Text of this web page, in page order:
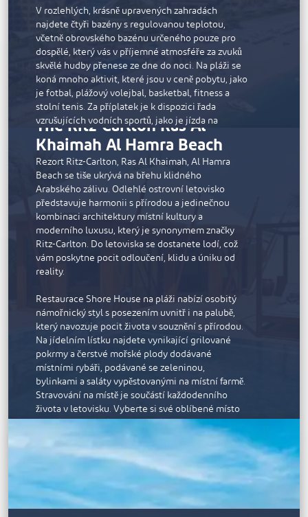
bylinné koupele, floatační lůžka a blahodárné
procedury.
V rozlehlých, krásně upravených zahradách
najdete čtyři bazény s regulovanou teplotou,
včetně obrovského bazénu určeného pouze pro
dospělé, který vás v příjemné atmosféře za zvuků
skvělé hudby přenese ze dne do noci. Na pláži se
koná mnoho aktivit, které jsou v ceně pobytu, jako
je fotbal, plážový volejbal, basketbal, fitness a
stolní tenis. Za příplatek je k dispozici řada
vzrušujících vodních sportů, jako je jízda na
kajaku, zábavná jízda na banánu a parasailing. Pro
děti je připraven dětský klub s dostatkem aktivit,
které je zabaví od svítání do soumraku. Děti mají k
dispozici vlastní bazén, tobogány a venkovní
hřiště.
Klidné lázně Avitane mají různé zóny, kde si
můžete dopřát péči o své tělo a duši a relaxovat v
parní lázni a sauně. Lázně Avitane jsou oddělené
pro muže a pro žen a podporují tak cudnost; každá
část se může pochlubit odděleným soukromým
póry a dodá vám pocit revitalizace. K dispozici je
rozsáhlá nabídka hýčkajících lázeňských a
wellness procedur, relaxačních ošetření obličeje a
těla a kosmetický salon.
Můžete si prohlédnout promenádu v Al Marjanu,
která je posetá kavárnami a parky s lavičkami ve
stínu a umožňuje dokonalou projížďku na kole,
procházku při západu slunce, jogging nebo běh.
Pláže na obou stranách ostrova jsou pokryty bílým
pískem a nabízejí přístup k mělkým průzračným
lagunám.
Hotel Rixos Bab Al Bahr se nachází pouhých pět
minut od vesnice Al Hamra s veškerými službami,
30 minut od města Ras Al Khaimah a 45 minut od
Dubaje.
The Ritz-Carlton Ras Al
Khaimah Al Hamra Beach
Rezort Ritz-Carlton, Ras Al Khaimah, Al Hamra
Beach se tiše ukrývá na břehu klidného
Arabského zálivu. Odlehlé ostrovní letovisko
představuje harmonii s přírodou a jedinečnou
kombinaci architektury místní kultury a
moderního luxusu, který je synonymem značky
Ritz-Carlton. Do letoviska se dostanete lodí, což
vám poskytne pocit odloučení, klidu a úniku od
reality.
Restaurace Shore House na pláži nabízí osobitý
námořnický styl s posezením uvnitř i na palubě,
který navozuje pocit života v souznění s přírodou.
Na jídelním lístku najdete vynikající grilované
pokrmy a čerstvé mořské plody dodávané
místními rybáři, podávané se zeleninou,
bylinkami a saláty vypěstovanými na místní farmě.
Stravování na místě je součástí každodenního
života v letovisku. Vyberte si své oblíbené místo
na pláži, na blízkém soukromém ostrově nebo ve
své vile a kuchaři pro vás připraví kulinářskou
hostinu, zatímco budete pozorovat západ slunce
nad zálivem.
Soukromé pavilony s úchvatným výhledem na
moře a Arabský záliv poskytují klidné prostředí